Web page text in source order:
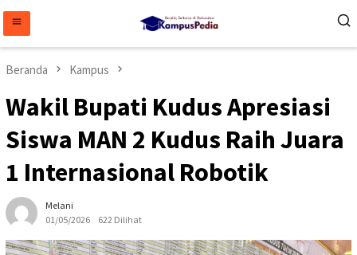
konten
Beranda Kampus
Wakil Bupati Kudus Apresiasi
Siswa MAN 2 Kudus Raih Juara
1 Internasional Robotik
Melani
01/05/2026
622 Dilihat